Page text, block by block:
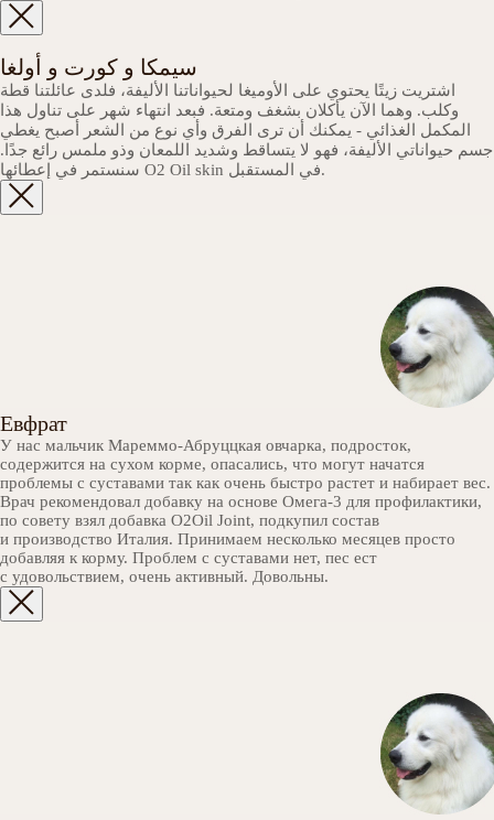
سيمكا و كورت و أولغا
اشتريت زيتًا يحتوي على الأوميغا لحيواناتنا الأليفة، فلدى عائلتنا قطة
وكلب. وهما الآن يأكلان بشغف ومتعة. فبعد انتهاء شهر على تناول هذا
المكمل الغذائي - يمكنك أن ترى الفرق وأي نوع من الشعر أصبح يغطي
جسم حيواناتي الأليفة، فهو لا يتساقط وشديد اللمعان وذو ملمس رائع جدًا.
سنستمر في إعطائها O2 Oil skin في المستقبل.
Евфрат
У нас мальчик Мареммо-Абруццкая овчарка, подросток,
содержится на сухом корме, опасались, что могут начатся
проблемы с суставами так как очень быстро растет и набирает вес.
Врач рекомендовал добавку на основе Омега-3 для профилактики,
по совету взял добавка О2Oil Joint, подкупил состав
и производство Италия. Принимаем несколько месяцев просто
добавляя к корму. Проблем с суставами нет, пес ест
с удовольствием, очень активный. Довольны.